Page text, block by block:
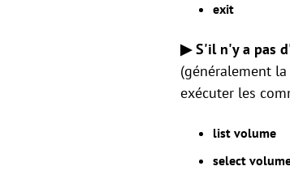
exit
▶ S'il n'y a pas
(généralement
exécuter les
list volume
select